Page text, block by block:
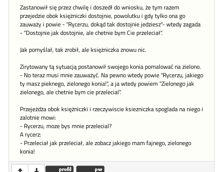
Zastanowił się przez chwilę i doszedł do wniosku, że tym razem
przejedzie obok księżniczki dostojnie, powolutku i gdy tylko ona go
zauważy i powie - "Rycerzu, dokąd tak dostojnie jedziesz"- wtedy zagada
- "Dostojnie jak dostojnie, ale chetnie bym Cie przeleciał".
Jak pomyślał, tak zrobił, ale księżniczka znowu nic.
Zirytowany tą sytuacją postanowił swojego konia pomalować na zielono.
- No teraz musi mnie zauważyć. Na pewno wtedy powie "Rycerzu, jakiego
ty masz pieknego, zielonego konia!", a ja wtedy powiem "Zielonego jak
zielonego, ale chetnie bym cie przelecial".
Przejeżdża obok księżniczki i rzeczywiscie ksiezniczka spoglada na niego i
zalotnie mowi:
- Rycerzu, moze bys mnie przelecial?
A rycerz:
- Przeleciał jak przeleciał, ale zobacz jakiego mam fajnego, zielonego
konia!